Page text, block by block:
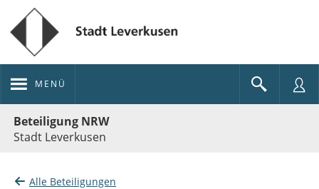
MENÜ
Beteiligung NRW
Stadt Leverkusen
Alle Beteiligungen